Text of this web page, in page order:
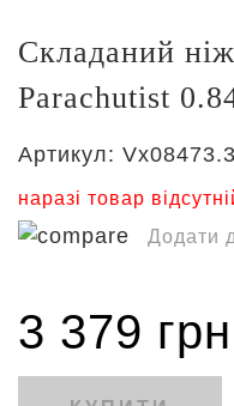
Складаний
Parachutist
Артикул: Vx08473.3
наразі товар
Додати
3 379 грн